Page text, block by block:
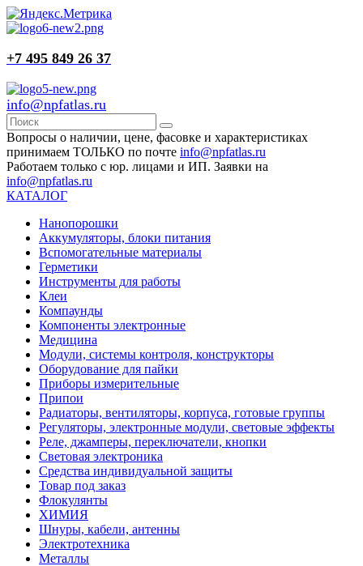
+7 495 849 26 37
info@npfatlas.ru
Вопросы о наличии, цене, фасовке и характеристиках
принимаем ТОЛЬКО по почте info@npfatlas.ru
Работаем только с юр. лицами и ИП. Заявки на
info@npfatlas.ru
КАТАЛОГ
Нанопорошки
Аккумуляторы, блоки питания
Вспомогательные материалы
Герметики
Инструменты для работы
Клеи
Компаунды
Компоненты электронные
Медицина
Модули, системы контроля, конструкторы
Оборудование для пайки
Приборы измерительные
Припои
Радиаторы, вентиляторы, корпуса, готовые группы
Регуляторы, электронные модули, световые эффекты
Реле, джамперы, переключатели, кнопки
Световая электроника
Средства индивидуальной защиты
Товар под заказ
Флокулянты
ХИМИЯ
Шнуры, кабели, антенны
Электротехника
Металлы